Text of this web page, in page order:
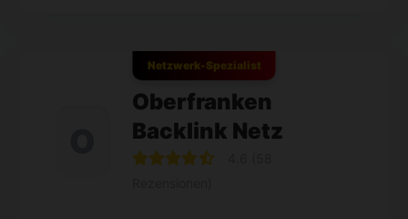
Netzwerk-Spezialist
Oberfranken
Backlink Netz